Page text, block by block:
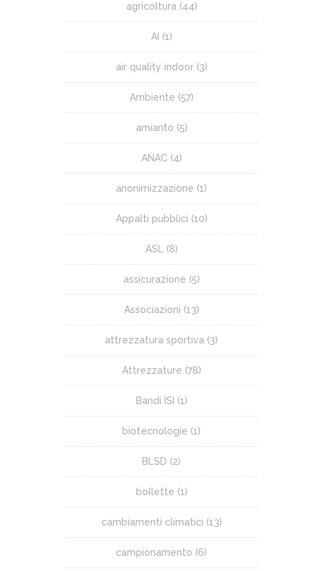
agricoltura(44)
AI (1)
air quality indoor(3)
Ambiente (57)
amianto (5)
ANAC (4)
anonimizzazione (1)
Appalti pubblici (10)
ASL(8)
assicurazione (5)
Associazioni (13)
attrezzatura sportiva (3)
Attrezzature (78)
Bandi ISI (1)
biotecnologie (1)
BLSD (2)
bollette (1)
cambiamenti climatici (13)
campionamento (6)